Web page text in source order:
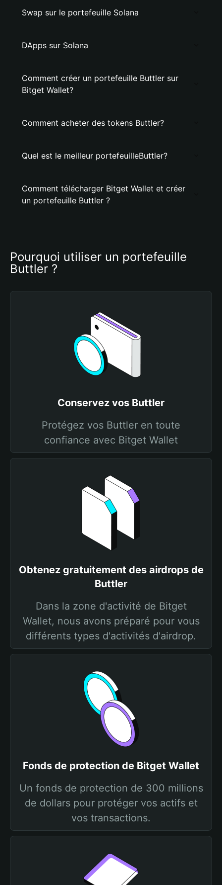
Swap sur le portefeuille Solana
DApps sur Solana
Comment créer un portefeuille Buttler sur
Bitget Wallet?
Comment acheter des tokens Buttler?
Quel est le meilleur portefeuilleButtler?
Comment télécharger Bitget Wallet et créer
un portefeuille Buttler ?
Pourquoi utiliser un portefeuille
Buttler ?
Conservez vos Buttler
Protégez vos Buttler en toute
confiance avec Bitget Wallet
Obtenez gratuitement des airdrops de
Buttler
Dans la zone d'activité de Bitget
Wallet, nous avons préparé pour vous
différents types d'activités d'airdrop.
Fonds de protection de Bitget Wallet
Un fonds de protection de 300 millions
de dollars pour protéger vos actifs et
vos transactions.